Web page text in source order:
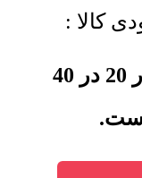
کالا :
بلوک سبک سیمانی 10 در 20 در 40